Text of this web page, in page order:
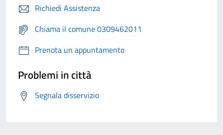
Richiedi Assistenza
Chiama il comune 0309462011
Prenota un appuntamento
Problemi in città
Segnala disservizio